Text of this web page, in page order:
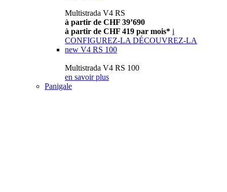
Multistrada V4 RS
à partir de CHF 39’690
à partir de CHF 419 par mois* i
CONFIGUREZ-LA DÉCOUVREZ-LA
new V4 RS 100
Multistrada V4 RS 100
en savoir plus
Panigale